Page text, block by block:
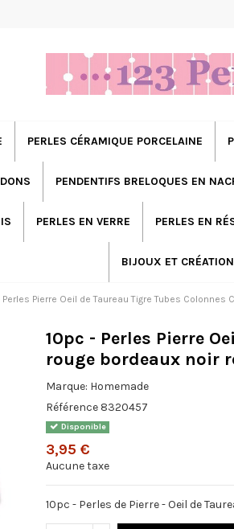
PERLES CÉRAMIQUE PORCELAINE
PENDENTIFS BRELOQUES EN
PERLES EN VERRE PERLES EN
BIJOUX ET
Perles Pierre Oeil de Taureau Tigre Tubes
10pc - Perles Pierre
rouge bordeaux noir
Marque: Homemade
Référence 8320457
Disponible
3,95 €
Aucune taxe
10pc - Perles de Pierre - Oeil de